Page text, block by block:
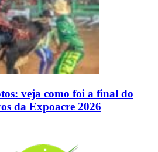
veja como foi a final do
da Expoacre 2026